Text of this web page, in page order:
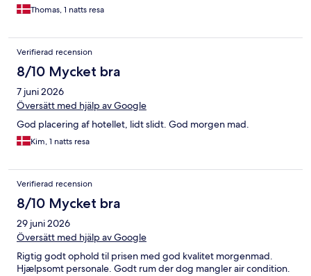
Thomas, 1 natts resa
Verifierad recension
8/10 Mycket bra
7 juni 2026
Översätt med hjälp av Google
God placering af hotellet, lidt slidt. God morgen mad.
Kim, 1 natts resa
Verifierad recension
8/10 Mycket bra
29 juni 2026
Översätt med hjälp av Google
Rigtig godt ophold til prisen med god kvalitet morgenmad.
Hjælpsomt personale. Godt rum der dog mangler air condition.